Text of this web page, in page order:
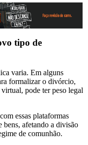
tipo de
varia. Em alguns
formalizar o divórcio,
pode ter peso legal
essas plataformas
bens, afetando a divisão
de comunhão.